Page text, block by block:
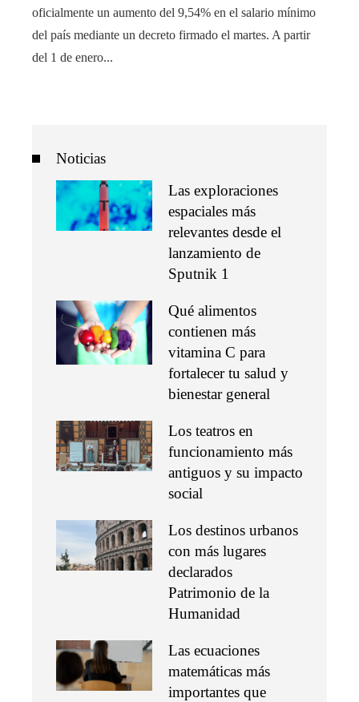
oficialmente un aumento del 9,54% en el salario mínimo
del país mediante un decreto firmado el martes. A partir
del 1 de enero...
Noticias
Las exploraciones
espaciales más
relevantes desde el
lanzamiento de
Sputnik 1
Qué alimentos
contienen más
vitamina C para
fortalecer tu salud y
bienestar general
Los teatros en
funcionamiento más
antiguos y su impacto
social
Los destinos urbanos
con más lugares
declarados
Patrimonio de la
Humanidad
Las ecuaciones
matemáticas más
importantes que